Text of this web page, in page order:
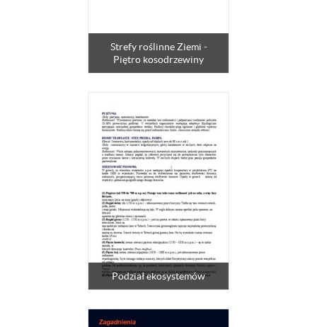
Strefy roślinne Ziemi -
Piętro kosodrzewiny
Podział ekosystemów